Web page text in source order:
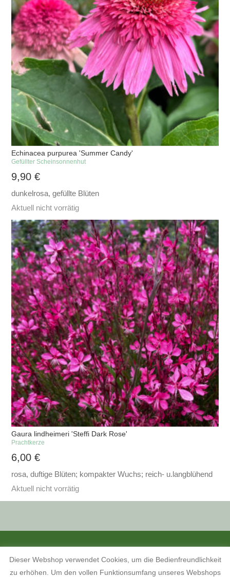
Echinacea purpurea 'Summer Candy'
Gefüllter Scheinsonnenhut
9,90€
dunkelrosa, gefüllte Blüten
Aktuell nicht vorrätig
Gaura lindheimeri 'Steffi Dark Rose'
Prachtkerze
6,00€
rosa, duftige Blüten; kompakter Wuchs; reich- u.langblühend
Aktuell nicht vorrätig
KONTAKT, ÖFFNUNGSZEITEN UND ANFAHRTSBESCHREIBUNG
Dieser Webshop verwendet Cookies, um die Bedienfreundlichkeit
zu erhöhen. Um den vollen Funktionsumfang unseres Webshops